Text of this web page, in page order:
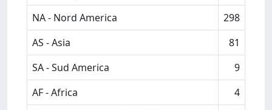
NA - Nord America
298
AS - Asia
81
SA - Sud America
9
AF - Africa
4